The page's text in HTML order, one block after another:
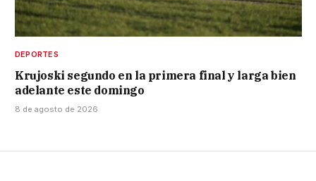
DEPORTES
Krujoski segundo en la primera final y larga bien
adelante este domingo
8 de agosto de 2026